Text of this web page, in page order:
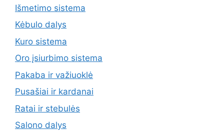
Išmetimo sistema
Kėbulo dalys
Kuro sistema
Oro įsiurbimo sistema
Pakaba ir važiuoklė
Pusašiai ir kardanai
Ratai ir stebulės
Salono dalys